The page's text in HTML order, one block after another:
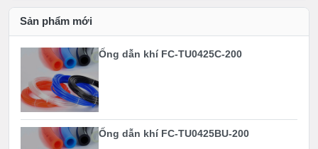
Sản phẩm mới
Ống dẫn khí FC-TU0425C-200
Ống dẫn khí FC-TU0425BU-200